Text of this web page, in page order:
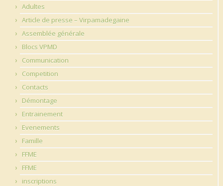
Adultes
Article de presse – Virpamadegaine
Assemblée générale
Blocs VPMD
Communication
Competition
Contacts
Démontage
Entrainement
Evenements
Famille
FFME
FFME
inscriptions